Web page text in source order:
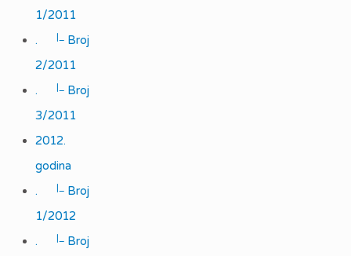
1/2011
.
|_
Broj
2/2011
.
|_
Broj
3/2011
2012.
godina
.
|_
Broj
1/2012
.
|_
Broj